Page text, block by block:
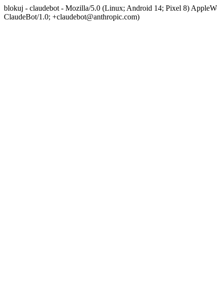
blokuj - claudebot - Mozilla/5.0 (Linux; Android 14; Pixel 8)
ClaudeBot/1.0; +claudebot@anthropic.com)